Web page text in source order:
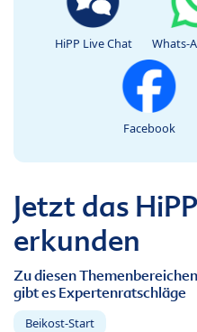
HiPP Live Chat Whats-
Facebook
Jetzt das
erkunden
Zu diesen Themenbereichen
gibt es Expertenratschläge
Beikost-Start